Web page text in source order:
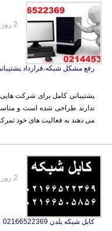
رفع مشکل شبکه،قرارداد پشتیبانی شبکه
پشتیبانی کامل برای شرکت
ندارند طراحی شده است و
می دهند به فعالیت های خود
2 روز پیش
کابل شبکه بلدن 02166522369
2 روز پیش